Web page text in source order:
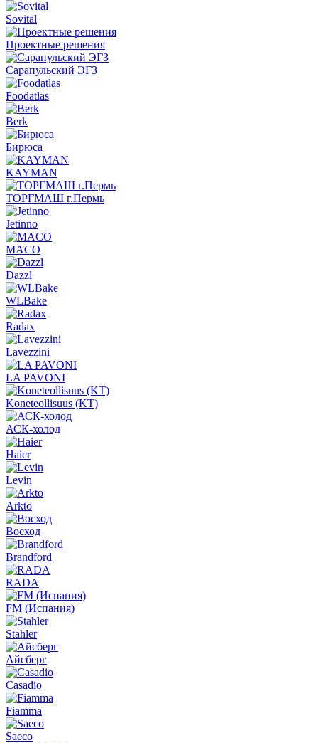
Sovital
Проектные решения
Сарапульский ЭГЗ
Foodatlas
Berk
Бирюса
KAYMAN
ТОРГМАШ г.Пермь
Jetinno
MACO
Dazzl
WLBake
Radax
Lavezzini
LA PAVONI
Koneteollisuus (KT)
АСК-холод
Haier
Levin
Arkto
Восход
Brandford
RADA
FM (Испания)
Stahler
Айсберг
Casadio
Fiamma
Saeco